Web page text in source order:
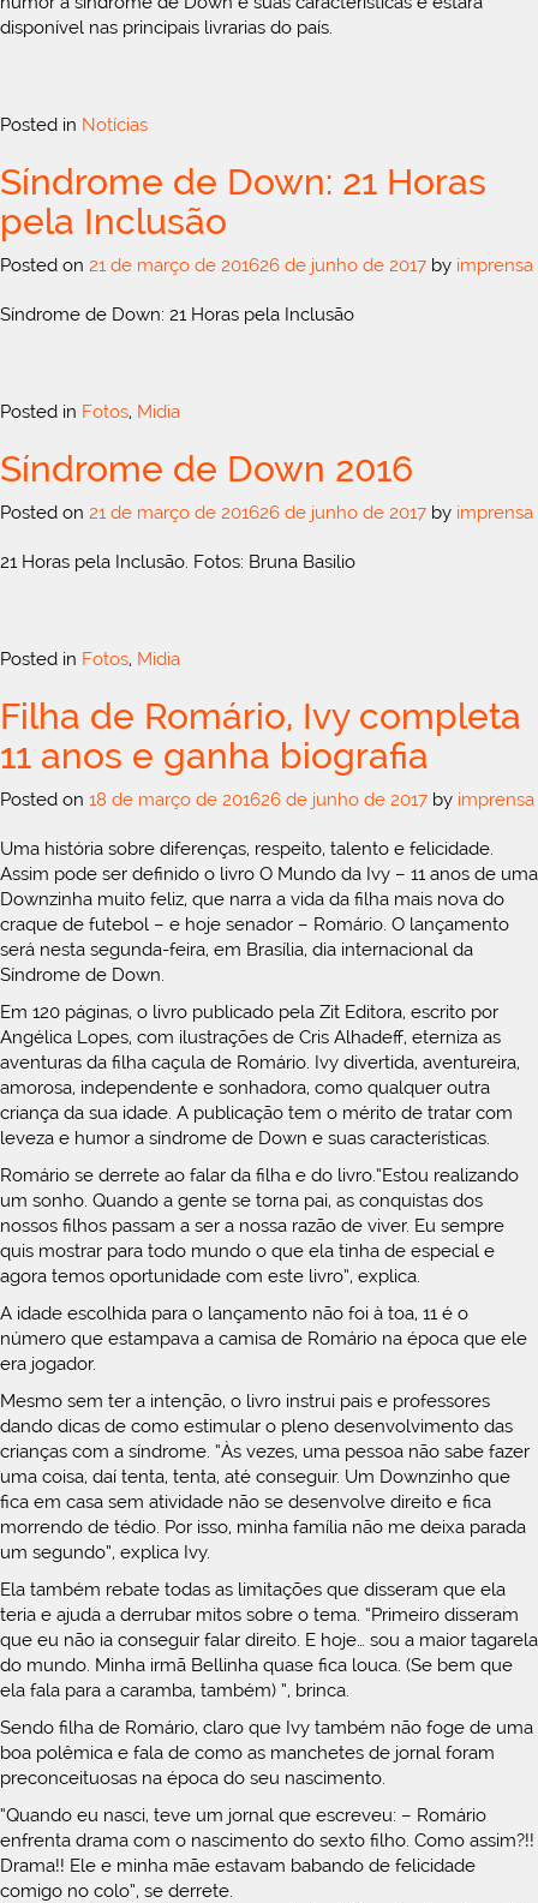
disponível nas principais livrarias do país.
Posted in Notícias
Síndrome de Down: 21 Horas
pela Inclusão
Posted on 21 de março de 201626 de junho de 2017 by imprensa
Síndrome de Down: 21 Horas pela Inclusão
Posted in Fotos, Midia
Síndrome de Down 2016
Posted on 21 de março de 201626 de junho de 2017 by imprensa
21 Horas pela Inclusão. Fotos: Bruna Basilio
Posted in Fotos, Midia
Filha de Romário, Ivy completa
11 anos e ganha biografia
Posted on 18 de março de 201626 de junho de 2017 by imprensa
Uma história sobre diferenças, respeito, talento e felicidade.
Assim pode ser definido o livro O Mundo da Ivy – 11 anos de uma
Downzinha muito feliz, que narra a vida da filha mais nova do
craque de futebol – e hoje senador – Romário. O lançamento
será nesta segunda-feira, em Brasília, dia internacional da
Síndrome de Down.
Em 120 páginas, o livro publicado pela Zit Editora, escrito por
Angélica Lopes, com ilustrações de Cris Alhadeff, eterniza as
aventuras da filha caçula de Romário. Ivy divertida, aventureira,
amorosa, independente e sonhadora, como qualquer outra
criança da sua idade. A publicação tem o mérito de tratar com
leveza e humor a síndrome de Down e suas características.
Romário se derrete ao falar da filha e do livro.“Estou realizando
um sonho. Quando a gente se torna pai, as conquistas dos
nossos filhos passam a ser a nossa razão de viver. Eu sempre
quis mostrar para todo mundo o que ela tinha de especial e
agora temos oportunidade com este livro”, explica.
A idade escolhida para o lançamento não foi à toa, 11 é o
número que estampava a camisa de Romário na época que ele
era jogador.
Mesmo sem ter a intenção, o livro instrui pais e professores
dando dicas de como estimular o pleno desenvolvimento das
crianças com a síndrome. “Às vezes, uma pessoa não sabe fazer
uma coisa, daí tenta, tenta, até conseguir. Um Downzinho que
fica em casa sem atividade não se desenvolve direito e fica
morrendo de tédio. Por isso, minha família não me deixa parada
um segundo”, explica Ivy.
Ela também rebate todas as limitações que disseram que ela
teria e ajuda a derrubar mitos sobre o tema. “Primeiro disseram
que eu não ia conseguir falar direito. E hoje… sou a maior tagarela
do mundo. Minha irmã Bellinha quase fica louca. (Se bem que
ela fala para a caramba, também) ”, brinca.
Sendo filha de Romário, claro que Ivy também não foge de uma
boa polêmica e fala de como as manchetes de jornal foram
preconceituosas na época do seu nascimento.
“Quando eu nasci, teve um jornal que escreveu: – Romário
enfrenta drama com o nascimento do sexto filho. Como assim?!!
Drama!! Ele e minha mãe estavam babando de felicidade
comigo no colo”, se derrete.